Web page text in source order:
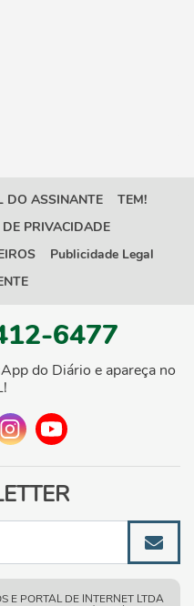
DO ASSINANTE
TEM!
PRIVACIDADE
Publicidade Legal
6477
do Diário e apareça no
E PORTAL DE INTERNET LTDA